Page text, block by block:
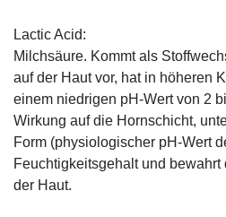
Lactic Acid:
Milchsäure. Kommt als
auf der Haut vor, hat in höheren
einem niedrigen pH-Wert von 2
Wirkung auf die Hornschicht,
Form (physiologischer pH-Wert
Feuchtigkeitsgehalt und bewahrt
der Haut.